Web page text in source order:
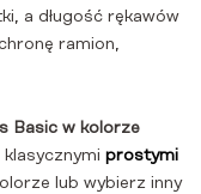
a długość rękawów
ramion,
Basic w kolorze
klasycznymi prostymi
lub wybierz inny